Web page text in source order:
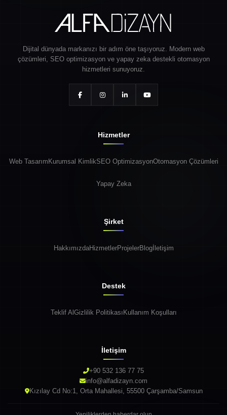
Dijital dünyada markanızı bir adım öne taşıyoruz. Modern web
çözümleri, SEO optimizasyon ve yapay zeka destekli otomasyon
hizmetleri sunuyoruz.
Hizmetler
Web Tasarım Kurumsal KimlikSEO OptimizasyonOtomasyon Çözümleri
Yapay Zeka
Şirket
HakkımızdaHizmetlerProjelerBlogİletişim
Destek
Teklif Al Gizlilik Politikası Kullanım Koşulları
İletişim
+90 532 136 77 75
info@alfadizayn.com
Kızılay Cd No:1, Orta Mahallesi, 55500 Çarşamba/Samsun